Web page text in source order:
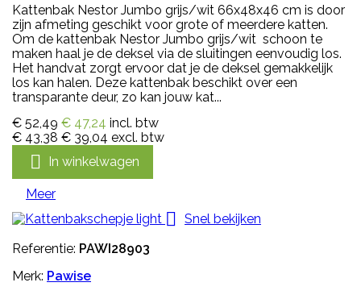
Kattenbak Nestor Jumbo grijs/wit 66x48x46 cm is door
zijn afmeting geschikt voor grote of meerdere katten.
Om de kattenbak Nestor Jumbo grijs/wit schoon te
maken haal je de deksel via de sluitingen eenvoudig los.
Het handvat zorgt ervoor dat je de deksel gemakkelijk
los kan halen. Deze kattenbak beschikt over een
transparante deur, zo kan jouw kat...
€ 52,49 € 47,24 incl. btw
€ 43,38 € 39,04 excl. btw
 In winkelwagen
Meer

Snel bekijken
Referentie: PAWI28903
Merk: Pawise